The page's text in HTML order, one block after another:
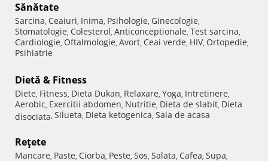
Sănătate
Sarcina, Ceaiuri, Inima, Psihologie, Ginecologie,
Stomatologie, Colesterol, Anticonceptionale, Test sarcina,
Cardiologie, Oftalmologie, Avort, Ceai verde, HIV, Ortopedie,
Psihiatrie
Dietă & Fitness
Diete, Fitness, Dieta Dukan, Relaxare, Yoga, Intretinere,
Aerobic, Exercitii abdomen, Nutritie, Dieta de slabit, Dieta
disociata, Silueta, Dieta ketogenica, Sala de acasa
Reţete
Mancare, Paste, Ciorba, Peste, Sos, Salata, Cafea, Supa,